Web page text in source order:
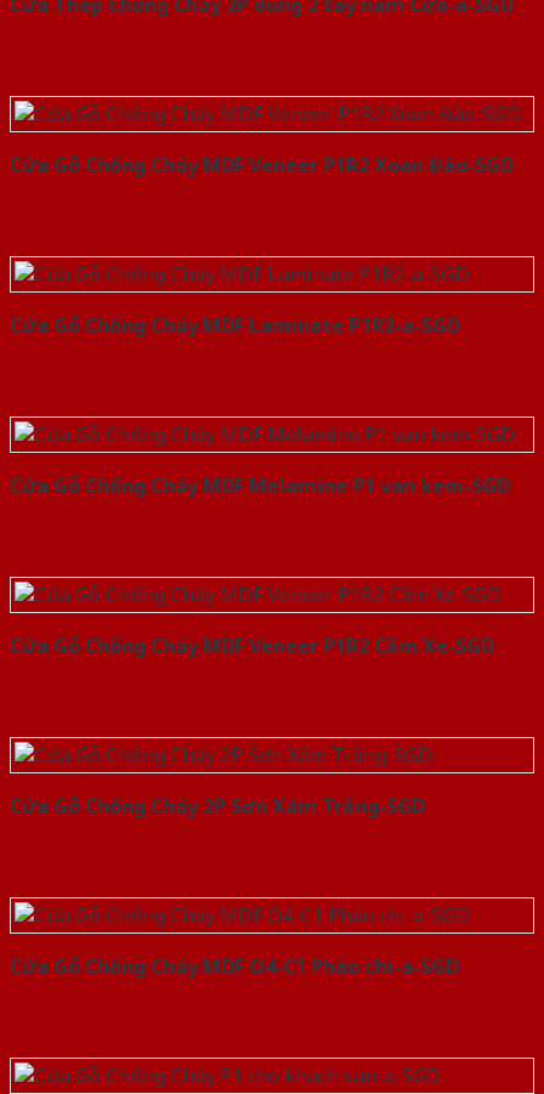
Cửa Gỗ Chống Cháy MDF Veneer P1R2 Xoan Đào-SGD
Cửa Gỗ Chống Cháy MDF Laminate P1R2-a-SGD
Cửa Gỗ Chống Cháy MDF Melamine P1 van kem-SGD
Cửa Gỗ Chống Cháy MDF Veneer P1R2 Căm Xe-SGD
Cửa Gỗ Chống Cháy 2P Sơn Xám Trắng-SGD
Cửa Gỗ Chống Cháy MDF O4-C1 Phào chi-a-SGD